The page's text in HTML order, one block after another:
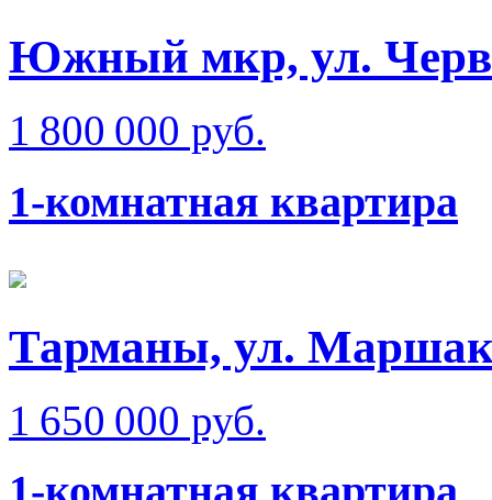
Южный мкр, ул.
1 800 000 руб.
1-комнатная квартира
Тарманы, ул.
1 650 000 руб.